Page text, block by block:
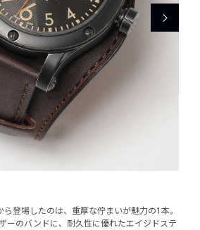
登場したのは、重厚な佇まいが魅力の1本。
ーのバンドに、耐久性に優れたエイジドステ